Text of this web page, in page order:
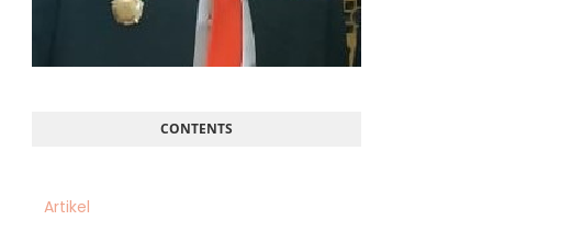
CONTENTS
Artikel